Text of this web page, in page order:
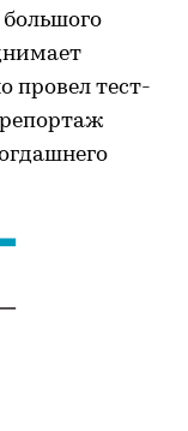
провел тест-